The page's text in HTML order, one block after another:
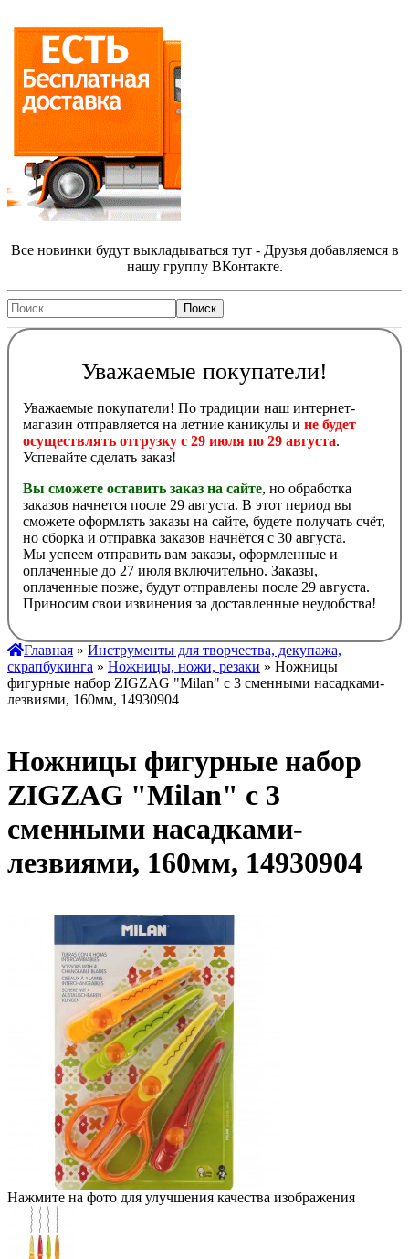
Все новинки будут выкладываться тут - Друзья добавляемся в
нашу группу ВКонтакте.
Уважаемые покупатели!
Уважаемые покупатели! По традиции наш интернет-
магазин отправляется на летние каникулы и не будет
осуществлять отгрузку с 29 июля по 29 августа.
Успевайте сделать заказ!
Вы сможете оставить заказ на сайте, но обработка
заказов начнется после 29 августа. В этот период вы
сможете оформлять заказы на сайте, будете получать счёт,
но сборка и отправка заказов начнётся с 30 августа.
Мы успеем отправить вам заказы, оформленные и
оплаченные до 27 июля включительно. Заказы,
оплаченные позже, будут отправлены после 29 августа.
Приносим свои извинения за доставленные неудобства!
Главная » Инструменты для творчества, декупажа,
скрапбукинга » Ножницы, ножи, резаки » Ножницы
фигурные набор ZIGZAG "Milan" с 3 сменными насадками-
лезвиями, 160мм, 14930904
Ножницы фигурные набор
ZIGZAG "Milan" с 3
сменными насадками-
лезвиями, 160мм, 14930904
Нажмите на фото для улучшения качества изображения